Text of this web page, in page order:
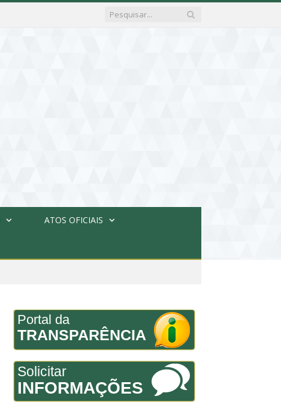
ATOS OFICIAIS
Portal da
TRANSPARÊNCIA
Solicitar
INFORMAÇÕES